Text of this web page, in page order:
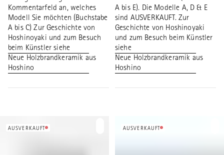
Kommentarfeld an, welches
Modell Sie möchten (Buchstabe
A bis C) Zur Geschichte von
Hoshinoyaki und zum Besuch
beim Künstler siehe
Neue Holzbrandkeramik aus
Hoshino
A bis E). Die Modelle A, D & E
sind AUSVERKAUFT. Zur
Geschichte von Hoshinoyaki
und zum Besuch beim Künstler
siehe
Neue Holzbrandkeramik aus
Hoshino
AUSVERKAUFT AUSVERKAUFT